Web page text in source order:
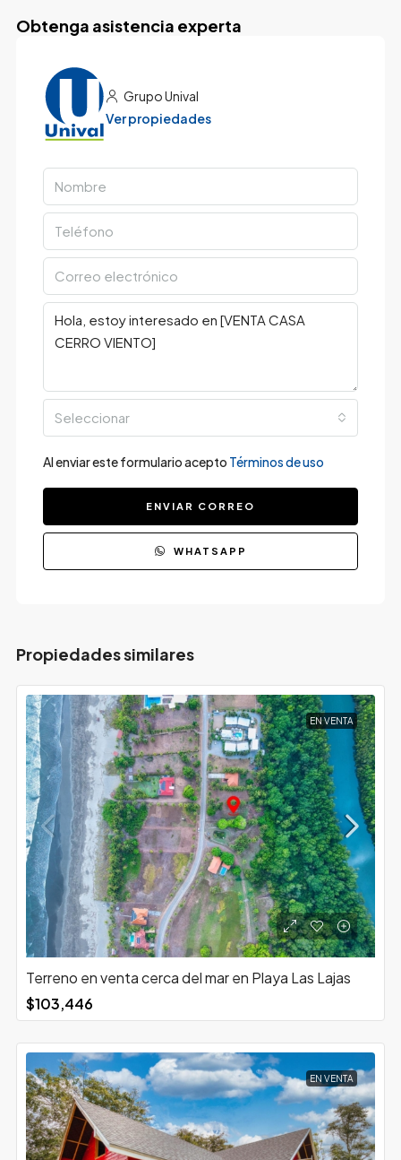
Obtenga asistencia experta
Grupo Unival
Ver propiedades
Seleccionar
Al enviar este formulario acepto Términos de uso
ENVIAR CORREO
WHATSAPP
Propiedades similares
EN VENTA
Terreno en venta cerca del mar en Playa Las Lajas
$103,446
EN VENTA